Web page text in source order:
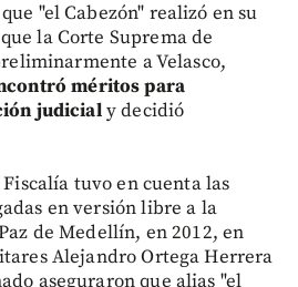
"el Cabezón" realizó en su
la Corte Suprema de
a Velasco,
méritos para
judicialy decidió
tuvo en cuenta las
en versión libre a la
de Medellín, en 2012, en
Alejandro Ortega Herrera
aseguraron que alias "el